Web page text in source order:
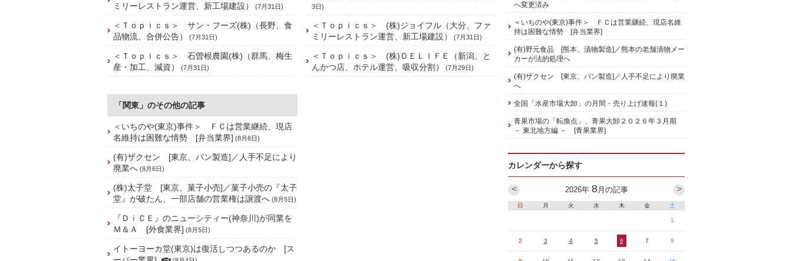
ミリーレストラン運営、新工場建設）
(7月31日)
＜Ｔｏｐｉｃｓ＞ サン・フーズ(株)（長野、食
品物流、合併公告）
(7月31日)
＜Ｔｏｐｉｃｓ＞ 石曽根農園(株)（群馬、梅生
産・加工、減資）
(7月31日)
3日)
＜Ｔｏｐｉｃｓ＞ (株)ジョイフル（大分、ファ
ミリーレストラン運営、新工場建設）
(7月31日)
＜Ｔｏｐｉｃｓ＞ (株)ＤＥＬＩＦＥ（新潟、と
んかつ店、ホテル運営、吸収分割）
(7月29日)
「関東」のその他の記事
＜いちのや(東京)事件＞ ＦＣは営業継続、現店
名維持は困難な情勢 [弁当業界] (8月6日)
(有)ザクセン [東京、パン製造]／人手不足により
廃業へ (8月6日)
(株)太子堂 [東京、菓子小売]／菓子小売の『太子
堂』が破たん、一部店舗の営業権は譲渡へ (8月5日)
『ＤｉＣＥ』のニューシティー(神奈川)が同業を
Ｍ＆Ａ [外食業界] (8月5日)
イトーヨーカ堂(東京)は復活しつつあるのか [ス
へ変更済み
＜いちのや(東京)事件＞ ＦＣは営業継続、現店名維
持は困難な情勢 [弁当業界]
(有)野元食品 [熊本、漬物製造]／熊本の老舗漬物メー
カーが法的処理へ
(有)ザクセン [東京、パン製造]／人手不足により廃業
へ
全国「水産市場大卸」の月間・売り上げ速報(１)
青果市場の「転換点」、青果大卸２０２６年３月期
－ 東北地方編 － [青果業界]
カレンダーから探す
2026年 8月の記事 >
<
日 月 火 水 木 金 土
1
2 3 4 5 6 7 8